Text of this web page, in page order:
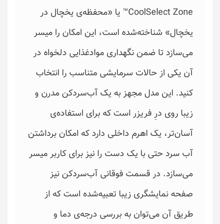
CoolSelect Zone™ یا «محفظه‌ی یخچال در
یخچال» شناخته‌‌شده است، این امکان را میسر
می‌سازد تا ضمن نگهداری موادغذایی دلخواه در
آن یکی از حالات سرمایشی متناسب را انتخاب
کنید. این مدل مجهز به یک آب‌سردکن مدرن و
زیبا روی درِ فریزر است که برای استفاده‌ی
آسان‌تر، یک اهرم داخلی دارد که امکان برداشتن
آب سرد حتی با یک دست را نیز برای کاربر میسر
می‌سازد. در قسمت فوقانی آب‌سردکن نیز
صفحه نمایشگری زیبا تعبیه‌شده است که از
طریق آن می‌توان به بررسی درجه‌ی دما و